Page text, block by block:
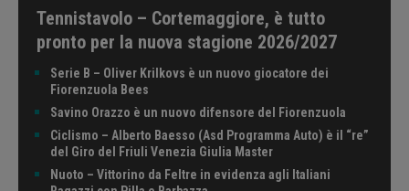
Tennistavolo – Cortemaggiore, è tutto
pronto per la nuova stagione 2026/2027
Serie B – Oliver Krilkovs è un nuovo giocatore dei
Fiorenzuola Bees
Savino Orazzo è un nuovo difensore del Fiorenzuola
Ciclismo – Alberto Baesso (Asd Programma Auto) è il “re”
del Giro del Friuli Venezia Giulia Master
Nuoto – Vittorino da Feltre in evidenza agli Italiani